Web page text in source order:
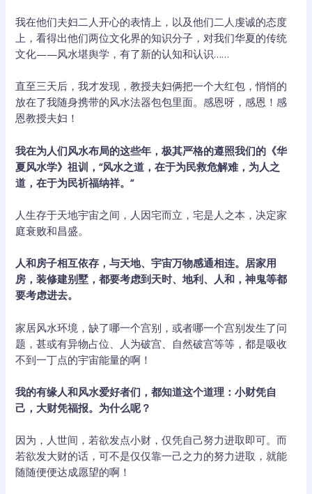
我在他们夫妇二人开心的表情上，以及他们二人虔诚的态度
上，看得出他们两位文化界的知识分子，对我们华夏的传统
文化——风水堪舆学，有了新的认知和认识……
直至三天后，我才发现，教授夫妇俩把一个大红包，悄悄的
放在了我随身携带的风水法器包包里面。感恩呀，感恩！感
恩教授夫妇！
我在为人们风水布局的这些年，极其严格的遵照我们的《华
夏风水学》祖训，“风水之道，在于为民救危解难，为人之
道，在于为民祈福纳祥。”
人生存于天地宇宙之间，人因宅而立，宅是人之本，决定家
庭衰败和昌盛。
人和房子相互依存，与天地、宇宙万物感通相连。居家用
房，装修建别墅，都要考虑到天时、地利、人和，神鬼等都
要考虑进去。
家居风水环境，缺了哪一个宫别，或者哪一个宫别发生了问
题，甚或有异物占位、人为破宫、自然破宫等等，都是吸收
不到一丁点的宇宙能量的啊！
我的有缘人和风水爱好者们，都知道这个道理：小财凭自
己，大财凭福报。为什么呢？
因为，人世间，若欲发点小财，仅凭自己努力进取即可。而
若欲发大财的话，可不是仅仅靠一己之力的努力进取，就能
随随便便达成愿望的啊！